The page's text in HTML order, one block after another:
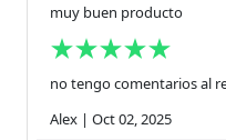
muy buen producto
no tengo comentarios al
Alex | Oct 02, 2025